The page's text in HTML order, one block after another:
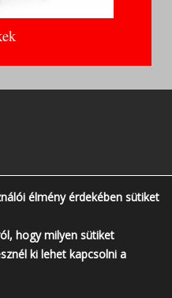
egyeztetés szükséges!
213 3461
élmény érdekében sütiket
hogy milyen sütiket
ki lehet kapcsolni a